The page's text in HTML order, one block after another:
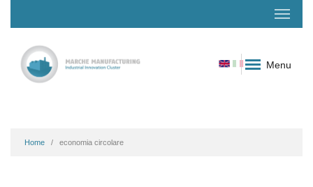
Menu
Home economia circolare